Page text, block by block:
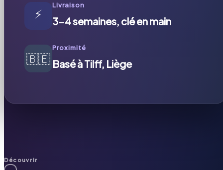
⚡
Livraison
3-4 semaines, clé en main
🇧🇪
Proximité
Basé à Tilff, Liège
Découvrir